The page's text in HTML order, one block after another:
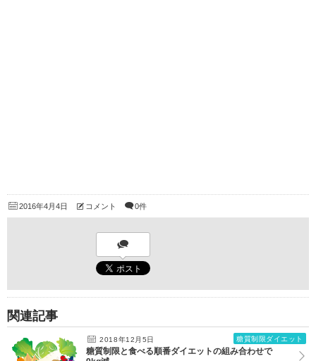
2016年4月4日 コメント 0件
関連記事
2018年12月5日 糖質制限ダイエット
糖質制限と食べる順番ダイエットの組み合わせで